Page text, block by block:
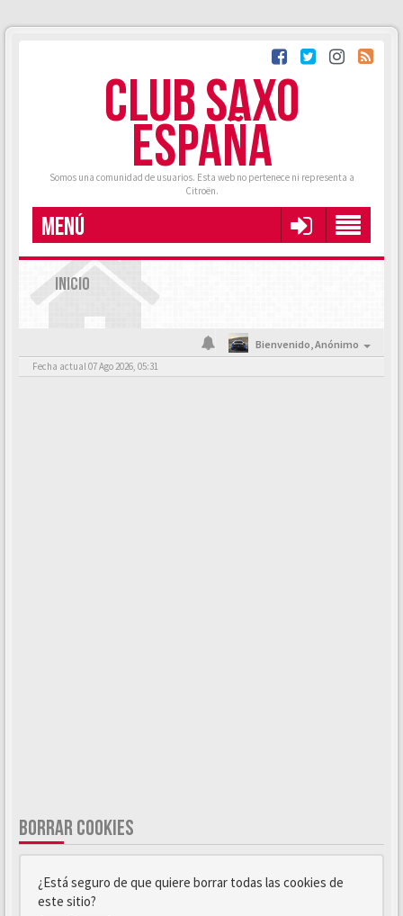
CLUB SAXO
ESPAÑA
Somos una comunidad de usuarios. Esta web no pertenece ni representa a
Citroën.
MENÚ
INICIO
Bienvenido,Anónimo
Fecha actual 07 Ago 2026, 05:31
BORRAR COOKIES
¿Está seguro de que quiere borrar todas las cookies de
este sitio?